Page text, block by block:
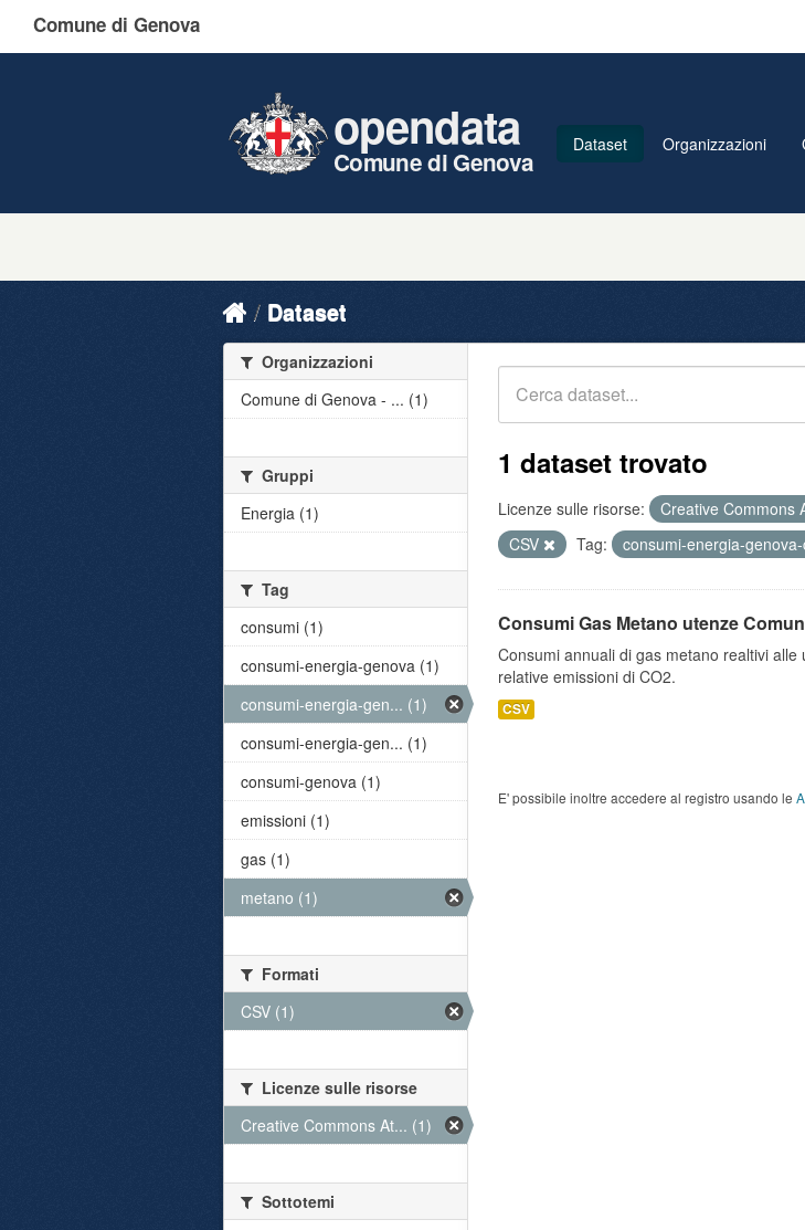
Comune di Genova
opendata
Comune di Genova
Dataset Organizzazioni
Dataset
1 dataset trovato
Licenze sulle risorse: Creative Commons
CSV
Tag: consumi-energia-
Consumi Gas Metano utenze
Consumi annuali di gas metano realtivi
relative emissioni di CO2.
CSV
E' possibile inoltre accedere al registro usando le
Organizzazioni
Comune di Genova - ... (1)
Gruppi
Energia (1)
Tag
consumi (1)
consumi-energia-genova (1)
consumi-energia-gen... (1)
consumi-energia-gen... (1)
consumi-genova (1)
emissioni (1)
gas (1)
metano (1)
Formati
CSV (1)
Licenze sulle risorse
Creative Commons At... (1)
Sottotemi